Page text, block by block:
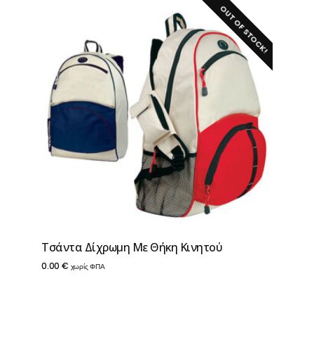
OUT OF STOCK!
Τσάντα Δίχρωμη Με Θήκη Κινητού
0.00 € χωρίς ΦΠΑ